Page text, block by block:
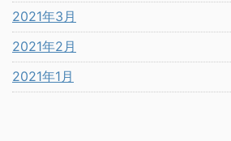
2021年3月
2021年2月
2021年1月